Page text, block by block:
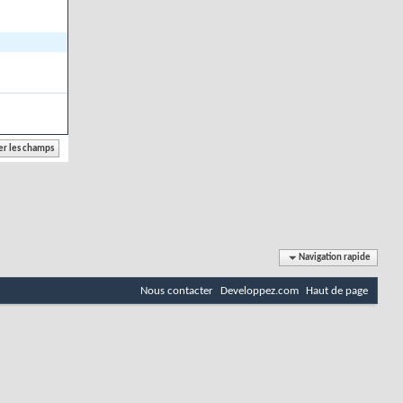
Navigation rapide
Nous contacter Developpez.com Haut de page